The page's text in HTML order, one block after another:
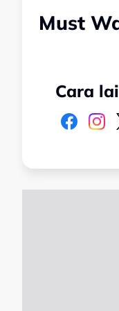
Must
Cara